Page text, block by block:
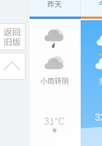
昨天
小雨转阴
31°C